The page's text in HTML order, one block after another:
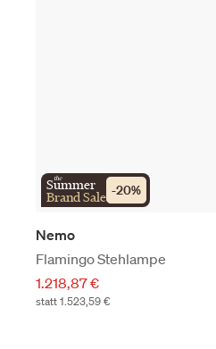
the
Summer
Brand Sale -20%
Nemo
Flamingo Stehlampe
1.218,87 €
statt 1.523,59 €